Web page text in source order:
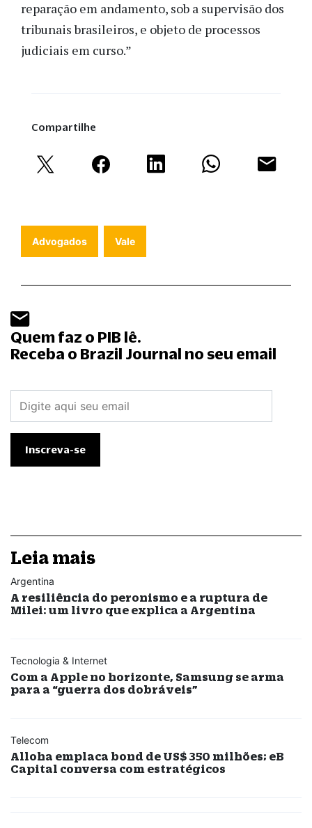
reparação em andamento, sob a supervisão dos
tribunais brasileiros, e objeto de processos
judiciais em curso.”
Compartilhe
Advogados Vale
Quem faz o PIB lê.
Receba o Brazil Journal no seu email
Leia mais
Argentina
A resiliência do peronismo e a ruptura de
Milei: um livro que explica a Argentina
Tecnologia & Internet
Com a Apple no horizonte, Samsung se arma
para a “guerra dos dobráveis”
Telecom
Alloha emplaca bond de US$ 350 milhões; eB
Capital conversa com estratégicos